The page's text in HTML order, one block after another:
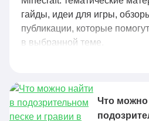
гайды, идеи для игры,
публикации, которые
в выбранной теме.
Что можно